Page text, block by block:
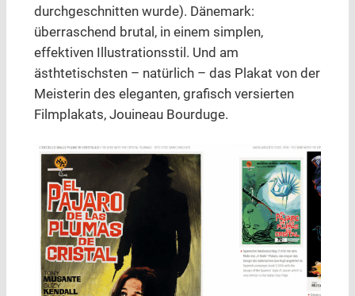
durchgeschnitten wurde). Dänemark:
überraschend brutal, in einem simplen,
effektiven Illustrationsstil. Und am
ästhtetischsten – natürlich – das Plakat von der
Meisterin des eleganten, grafisch versierten
Filmplakats, Jouineau Bourduge.